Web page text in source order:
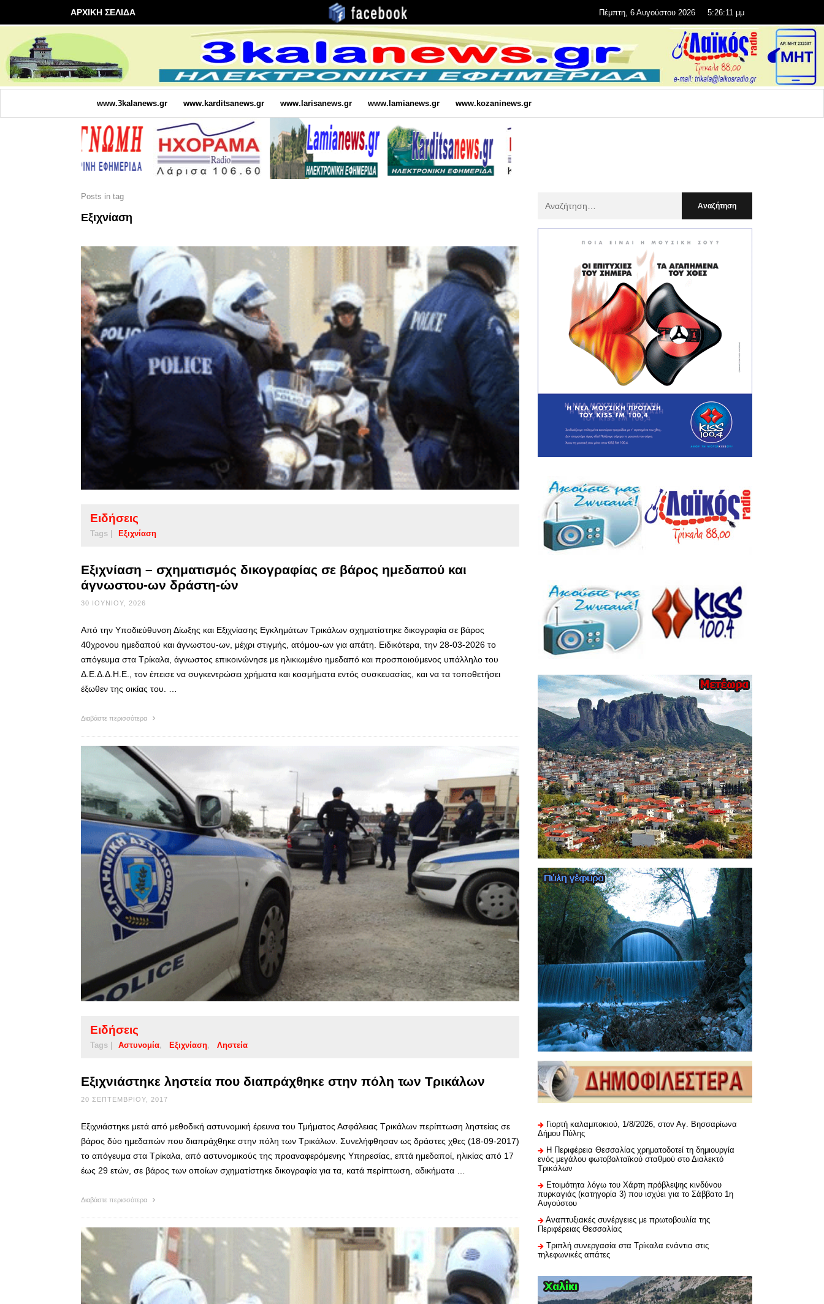
ΑΡΧΙΚΗ ΣΕΛΙΔΑ Πέμπτη, 6 Αυγούστου 2026 5:26:13 μμ
www.3kalanews.gr www.karditsanews.gr www.larisanews.gr www.lamianews.gr www.kozaninews.gr
Posts in tag
Εξιχνίαση
Ειδήσεις
Tags | Εξιχνίαση
Εξιχνίαση – σχηματισμός δικογραφίας σε βάρος ημεδαπού και
άγνωστου-ων δράστη-ών
30 ΙΟΥΝΊΟΥ, 2026
Από την Υποδιεύθυνση Δίωξης και Εξιχνίασης Εγκλημάτων Τρικάλων σχηματίστηκε δικογραφία σε βάρος
40χρονου ημεδαπού και άγνωστου-ων, μέχρι στιγμής, ατόμου-ων για απάτη. Ειδικότερα, την 28-03-2026 το
απόγευμα στα Τρίκαλα, άγνωστος επικοινώνησε με ηλικιωμένο ημεδαπό και προσποιούμενος υπάλληλο του
Δ.Ε.Δ.Δ.Η.Ε., τον έπεισε να συγκεντρώσει χρήματα και κοσμήματα εντός συσκευασίας, και να τα τοποθετήσει
έξωθεν της οικίας του. …
Διαβάστε περισσότερα
Ειδήσεις
Tags | Αστυνομία Εξιχνίαση Ληστεία
Εξιχνιάστηκε ληστεία που διαπράχθηκε στην πόλη των Τρικάλων
20 ΣΕΠΤΕΜΒΡΊΟΥ, 2017
Εξιχνιάστηκε μετά από μεθοδική αστυνομική έρευνα του Τμήματος Ασφάλειας Τρικάλων περίπτωση ληστείας σε
βάρος δύο ημεδαπών που διαπράχθηκε στην πόλη των Τρικάλων. Συνελήφθησαν ως δράστες χθες (18-09-2017)
το απόγευμα στα Τρίκαλα, από αστυνομικούς της προαναφερόμενης Υπηρεσίας, επτά ημεδαποί, ηλικίας από 17
έως 29 ετών, σε βάρος των οποίων σχηματίστηκε δικογραφία για τα, κατά περίπτωση, αδικήματα …
Διαβάστε περισσότερα
:
Γιορτή καλαμποκιού, 1/8/2026, στον Αγ. Βησσαρίωνα
Δήμου Πύλης
H Περιφέρεια Θεσσαλίας χρηματοδοτεί τη δημιουργία
ενός μεγάλου φωτοβολταϊκού σταθμού στο Διαλεκτό
Τρικάλων
Ετοιμότητα λόγω του Χάρτη πρόβλεψης κινδύνου
πυρκαγιάς (κατηγορία 3) που ισχύει για το Σάββατο 1η
Αυγούστου
Αναπτυξιακές συνέργειες με πρωτοβουλία της
Περιφέρειας Θεσσαλίας
Τριπλή συνεργασία στα Τρίκαλα ενάντια στις
τηλεφωνικές απάτες